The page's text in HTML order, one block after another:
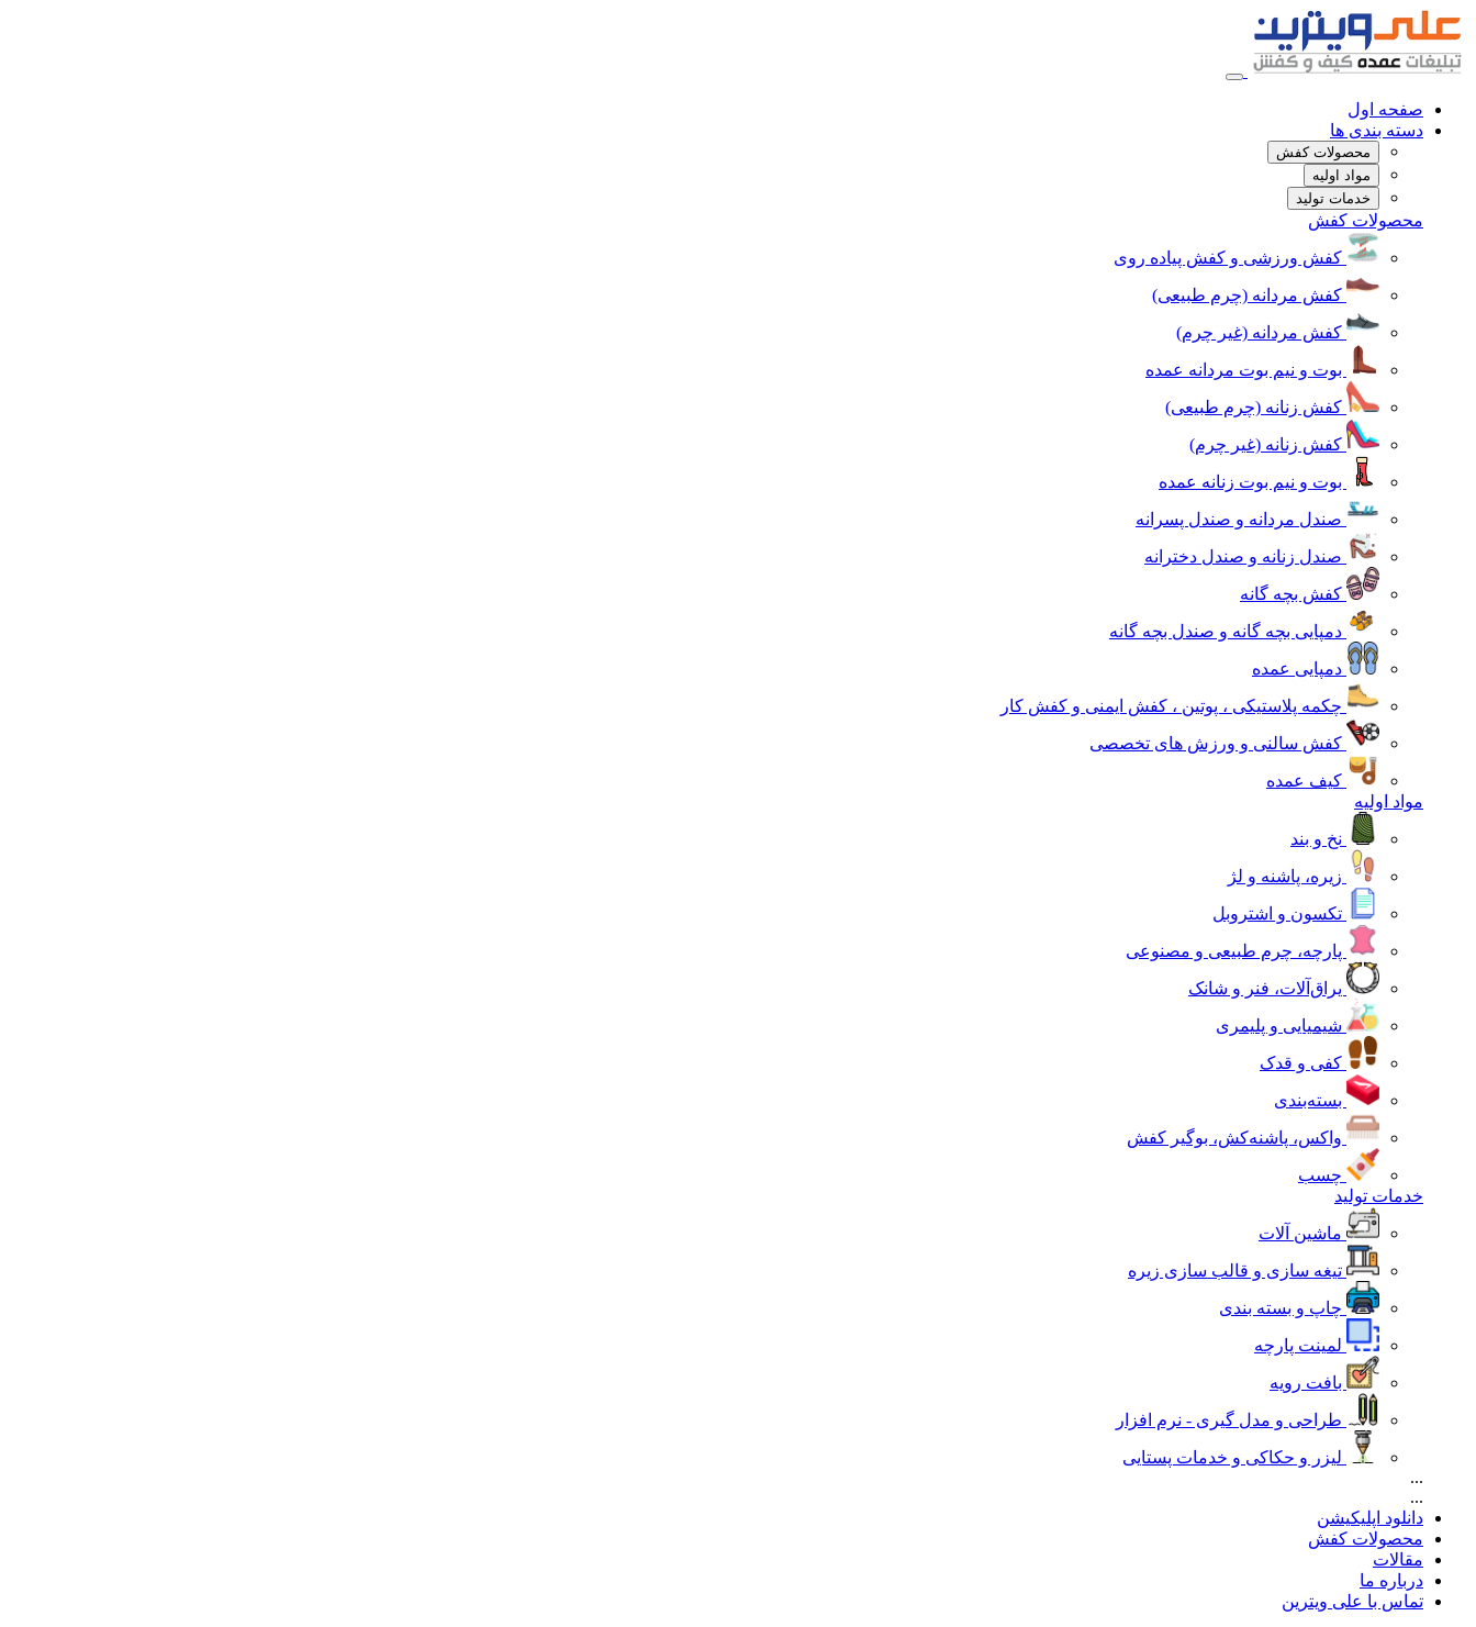
صفحه اول
دسته بندی ها
محصولات کفش
مواد اولیه
خدمات تولید
محصولات کفش
کفش ورزشی و کفش پیاده روی
کفش مردانه (چرم طبیعی)
کفش مردانه (غیر چرم)
بوت و نیم بوت مردانه عمده
کفش زنانه (چرم طبیعی)
کفش زنانه (غیر چرم)
بوت و نیم بوت زنانه عمده
صندل مردانه و صندل پسرانه
صندل زنانه و صندل دخترانه
کفش بچه گانه
دمپایی بچه گانه و صندل بچه گانه
دمپایی عمده
چکمه پلاستیکی ، پوتین ، کفش ایمنی و کفش کار
کفش سالنی و ورزش های تخصصی
کیف عمده
مواد اولیه
نخ و بند
زیره، پاشنه و لژ
تکسون و اشتروبل
پارچه، چرم طبیعی و مصنوعی
یراق‌آلات، فنر و شانک
شیمیایی و پلیمری
کفی و قدک
بسته‌بندی
واکس، پاشنه‌کش، بوگیر کفش
چسب
خدمات تولید
ماشین آلات
تیغه سازی و قالب سازی زیره
چاپ و بسته بندی
لمینت پارچه
بافت رویه
طراحی و مدل گیری - نرم افزار
لیزر و حکاکی و خدمات پستایی
...
...
دانلود اپلیکیشن
محصولات کفش
مقالات
درباره ما
تماس با علی ویترین